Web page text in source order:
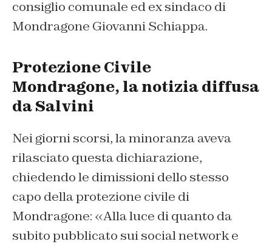
consiglio comunale ed ex sindaco di
Mondragone Giovanni Schiappa.
Protezione Civile
Mondragone, la notizia diffusa
da Salvini
Nei giorni scorsi, la minoranza aveva
rilasciato questa dichiarazione,
chiedendo le dimissioni dello stesso
capo della protezione civile di
Mondragone: «Alla luce di quanto da
subito pubblicato sui social network e